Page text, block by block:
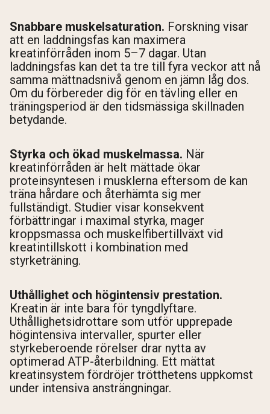
Snabbare muskelsaturation. Forskning visar
att en laddningsfas kan maximera
kreatinförråden inom 5–7 dagar. Utan
laddningsfas kan det ta tre till fyra veckor att nå
samma mättnadsnivå genom en jämn låg dos.
Om du förbereder dig för en tävling eller en
träningsperiod är den tidsmässiga skillnaden
betydande.
Styrka och ökad muskelmassa. När
kreatinförråden är helt mättade ökar
proteinsyntesen i musklerna eftersom de kan
träna hårdare och återhämta sig mer
fullständigt. Studier visar konsekvent
förbättringar i maximal styrka, mager
kroppsmassa och muskelfibertillväxt vid
kreatintillskott i kombination med
styrketräning.
Uthållighet och högintensiv prestation.
Kreatin är inte bara för tyngdlyftare.
Uthållighetsidrottare som utför upprepade
högintensiva intervaller, spurter eller
styrkeberoende rörelser drar nytta av
optimerad ATP-återbildning. Ett mättat
kreatinsystem fördröjer trötthetens uppkomst
under intensiva ansträngningar.